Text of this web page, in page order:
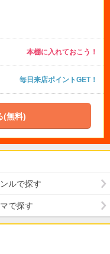
本棚に入れておこう！
毎日来店ポイントGET！
(無料)
ルで探す
で探す